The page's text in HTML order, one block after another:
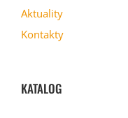
Aktuality
Kontakty
KATALOG